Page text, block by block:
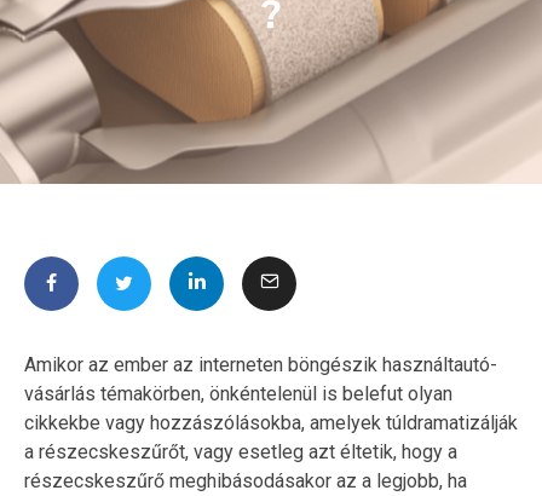
?
Amikor az ember az interneten böngészik használtautó-
vásárlás témakörben, önkéntelenül is belefut olyan
cikkekbe vagy hozzászólásokba, amelyek túldramatizálják
a részecskeszűrőt, vagy esetleg azt éltetik, hogy a
részecskeszűrő meghibásodásakor az a legjobb, ha